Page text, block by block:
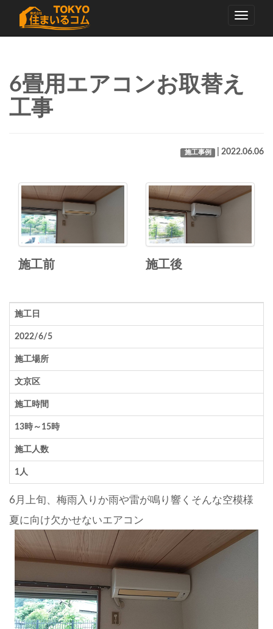
Toggle
6畳用エアコンお取替え
工事
施工事例 | 2022.06.06
施工前 施工後
施工日
2022/6/5
施工場所
文京区
施工時間
13時～15時
施工人数
1人
6月上旬、梅雨入りか雨や雷が鳴り響くそんな空模様
夏に向け欠かせないエアコン